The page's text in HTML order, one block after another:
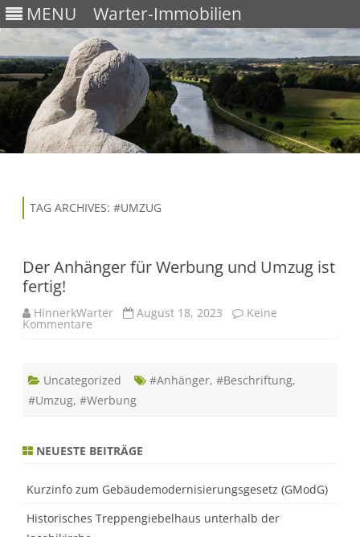
MENU Warter-Immobilien
TAG ARCHIVES: #UMZUG
Der Anhänger für Werbung und Umzug ist
fertig!
HinnerkWarter August 18, 2023 Keine
Kommentare
und
ist
Uncategorized #Anhänger, #Beschriftung,
#Umzug, #Werbung
NEUESTE BEITRÄGE
Kurzinfo zum Gebäudemodernisierungsgesetz (GModG)
Historisches Treppengiebelhaus unterhalb der